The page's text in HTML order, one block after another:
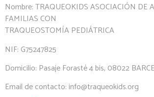
Nombre: TRAQUEOKIDS ASOCIACIÓN DE
FAMILIAS CON
TRAQUEOSTOMÍA PEDIÁTRICA
NIF: G75247825
Domicilio: Pasaje Forasté 4 bis, 08022
Email de contacto: info@traqueokids.org